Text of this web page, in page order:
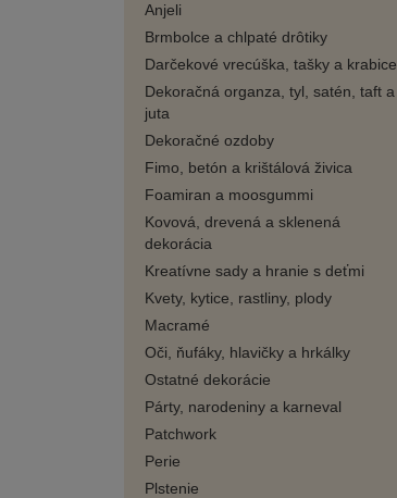
Anjeli
Brmbolce a chlpaté drôtiky
Darčekové vrecúška, tašky a krabice
Dekoračná organza, tyl, satén, taft a
juta
Dekoračné ozdoby
Fimo, betón a krištálová živica
Foamiran a moosgummi
Kovová, drevená a sklenená
dekorácia
Kreatívne sady a hranie s deťmi
Kvety, kytice, rastliny, plody
Macramé
Oči, ňufáky, hlavičky a hrkálky
Ostatné dekorácie
Párty, narodeniny a karneval
Patchwork
Perie
Plstenie